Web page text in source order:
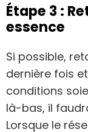
Étape 3 :
essence
Si possible,
dernière fois
conditions
là-bas, il
Lorsque le